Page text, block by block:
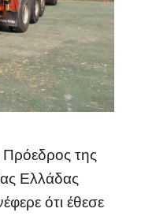
Πρόεδρος της
Ελλάδας
ότι έθεσε